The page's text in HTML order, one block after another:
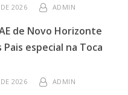
2026 ADMIN
de Novo Horizonte
Pais especial na Toca
2026 ADMIN